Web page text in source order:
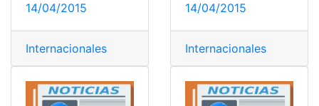
14/04/2015
Internacionales
14/04/2015
Internacionales